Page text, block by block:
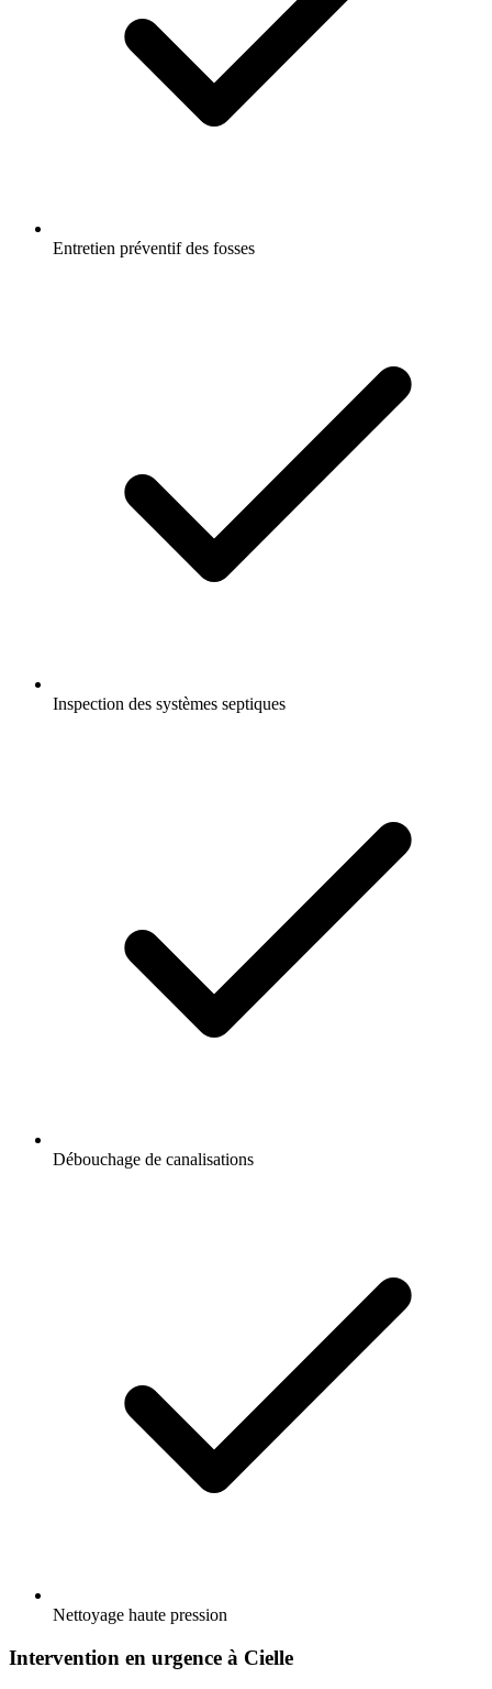
Entretien préventif des fosses
Inspection des systèmes septiques
Débouchage de canalisations
Nettoyage haute pression
Intervention en urgence à Cielle